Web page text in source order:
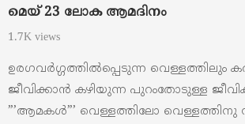
മെയ്‌ 23 ലോക ആമദിനം
1.7K views
ഉരഗവർഗ്ഗത്തിൽപ്പെടുന്ന വെള്ളത്തിലും
ജീവിക്കാൻ കഴിയുന്ന പുറംതോടുള്ള
”’ആമകൾ”’ വെള്ളത്തിലോ വെള്ളത്തിനു